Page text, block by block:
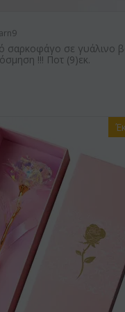
σαρκοφάγο σε γυάλινο
!!! Ποτ (9)εκ.